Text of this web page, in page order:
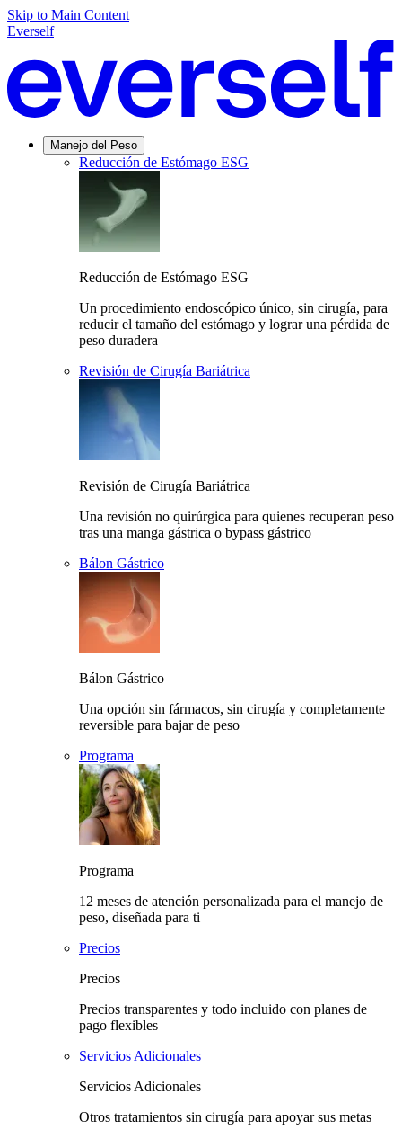
Skip to Main Content
Everself
Manejo del Peso
Reducción de Estómago ESG
Reducción de Estómago ESG
Un procedimiento endoscópico único, sin cirugía, para
reducir el tamaño del estómago y lograr una pérdida de
peso duradera
Revisión de Cirugía Bariátrica
Revisión de Cirugía Bariátrica
Una revisión no quirúrgica para quienes recuperan peso
tras una manga gástrica o bypass gástrico
Bálon Gástrico
Bálon Gástrico
Una opción sin fármacos, sin cirugía y completamente
reversible para bajar de peso
Programa
Programa
12 meses de atención personalizada para el manejo de
peso, diseñada para ti
Precios
Precios
Precios transparentes y todo incluido con planes de
pago flexibles
Servicios Adicionales
Servicios Adicionales
Otros tratamientos sin cirugía para apoyar sus metas